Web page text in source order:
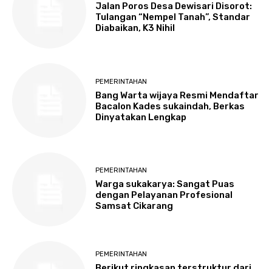
Jalan Poros Desa Dewisari Disorot:
Tulangan “Nempel Tanah”, Standar
Diabaikan, K3 Nihil
PEMERINTAHAN
Bang Warta wijaya Resmi Mendaftar
Bacalon Kades sukaindah, Berkas
Dinyatakan Lengkap
PEMERINTAHAN
Warga sukakarya: Sangat Puas
dengan Pelayanan Profesional
Samsat Cikarang
PEMERINTAHAN